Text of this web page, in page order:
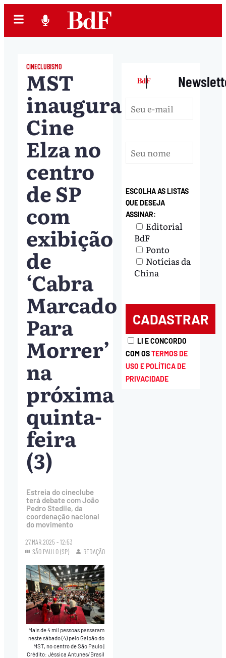
CINECLUBISMO
MST
inaugura
Cine
Elza no
centro
de SP
com
exibição
de
‘Cabra
Marcado
Para
Morrer’
na
próxima
quinta-
feira
(3)
Estreia do cineclube
terá debate com João
Pedro Stedile, da
coordenação nacional
do movimento
27.MAR.2025 - 12:53
SÃO PAULO (SP)
REDAÇÃO
Mais de 4 mil pessoas passaram
neste sábado (4) pelo Galpão do
MST, no centro de São Paulo|
Crédito: Jéssica Antunes/Brasil
|
ESCOLHA AS LISTAS
QUE DESEJA
ASSINAR:
Editorial
BdF
Ponto
Notícias da
China
LI E CONCORDO
COM OSTERMOS DE
USO E POLÍTICA DE
PRIVACIDADE